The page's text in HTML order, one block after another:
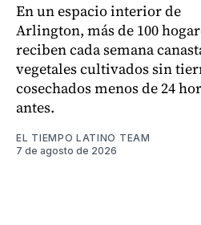
En un espacio interior de
Arlington, más de 100
reciben cada semana
vegetales cultivados sin
cosechados menos de 24
antes.
EL TIEMPO LATINO TEAM
7 de agosto de 2026